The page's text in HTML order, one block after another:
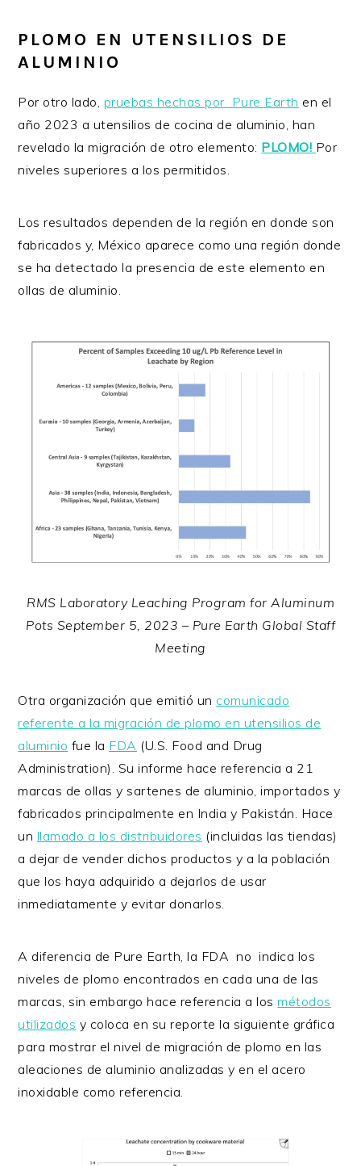
PLOMO EN UTENSILIOS DE
ALUMINIO
Por otro lado, pruebas hechas por Pure Earth en el
año 2023 a utensilios de cocina de aluminio, han
revelado la migración de otro elemento: PLOMO! Por
niveles superiores a los permitidos.
Los resultados dependen de la región en donde son
fabricados y, México aparece como una región donde
se ha detectado la presencia de este elemento en
ollas de aluminio.
RMS Laboratory Leaching Program for Aluminum
Pots September 5, 2023 – Pure Earth Global Staff
Meeting
Otra organización que emitió un comunicado
referente a la migración de plomo en utensilios de
aluminio fue la FDA (U.S. Food and Drug
Administration). Su informe hace referencia a 21
marcas de ollas y sartenes de aluminio, importados y
fabricados principalmente en India y Pakistán. Hace
un llamado a los distribuidores (incluidas las tiendas)
a dejar de vender dichos productos y a la población
que los haya adquirido a dejarlos de usar
inmediatamente y evitar donarlos.
A diferencia de Pure Earth, la FDA no indica los
niveles de plomo encontrados en cada una de las
marcas, sin embargo hace referencia a losmétodos
utilizados y coloca en su reporte la siguiente gráfica
para mostrar el nivel de migración de plomo en las
aleaciones de aluminio analizadas y en el acero
inoxidable como referencia.